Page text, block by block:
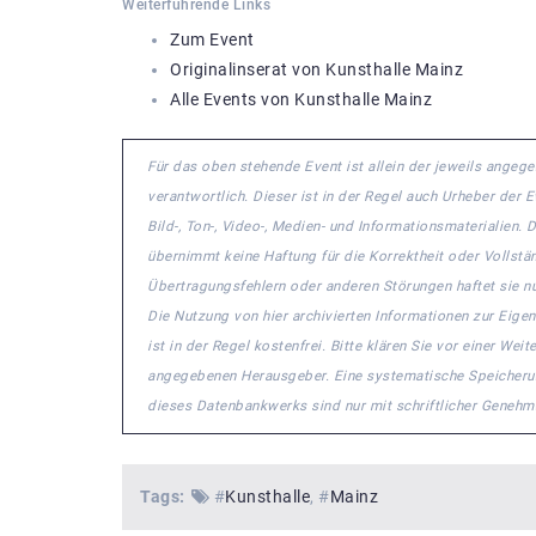
Weiterführende Links
Zum Event
Originalinserat von Kunsthalle Mainz
Alle Events von Kunsthalle Mainz
Für das oben stehende Event ist allein der jeweils
verantwortlich. Dieser ist in der Regel auch Urheber der
Bild-, Ton-, Video-, Medien- und Informationsmaterialien.
übernimmt keine Haftung für die Korrektheit oder
Übertragungsfehlern oder anderen Störungen haftet sie
Die Nutzung von hier archivierten Informationen zur
ist in der Regel kostenfrei. Bitte klären Sie vor einer
angegebenen Herausgeber. Eine systematische
dieses Datenbankwerks sind nur mit schriftlicher
Tags: #Kunsthalle #Mainz